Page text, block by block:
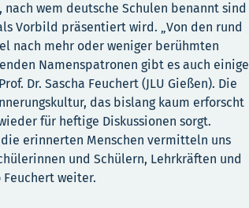
wem deutsche Schulen benannt sind
Vorbild präsentiert wird. „Von den rund
nach mehr oder weniger berühmten
Namenspatronen gibt es auch einige
Dr. Sascha Feuchert (JLU Gießen). Die
das bislang kaum erforscht
für heftige Diskussionen sorgt.
erinnerten Menschen vermitteln uns
und Schülern, Lehrkräften und
weiter.